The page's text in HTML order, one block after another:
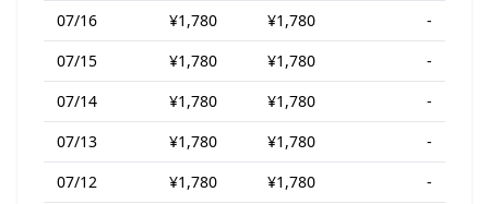
07/16
¥1,780 ¥1,780
-
07/15
¥1,780 ¥1,780
-
07/14
¥1,780 ¥1,780
-
07/13
¥1,780 ¥1,780
-
07/12
¥1,780 ¥1,780
-